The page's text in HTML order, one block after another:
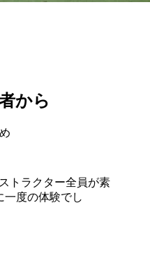
から
トラクター全員が素
一度の体験でし